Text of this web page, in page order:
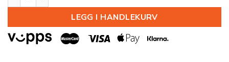
LEGG I HANDLEKURV